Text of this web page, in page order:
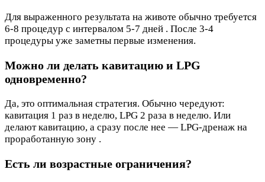
Для выраженного результата на животе обычно требуется
6-8 процедур с интервалом 5-7 дней . После 3-4
процедуры уже заметны первые изменения.
Можно ли делать кавитацию и LPG
одновременно?
Да, это оптимальная стратегия. Обычно чередуют:
кавитация 1 раз в неделю, LPG 2 раза в неделю. Или
делают кавитацию, а сразу после нее — LPG-дренаж на
проработанную зону .
Есть ли возрастные ограничения?